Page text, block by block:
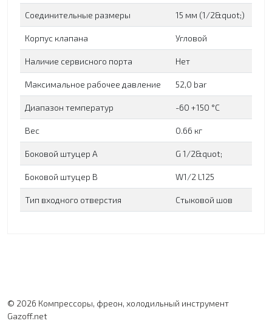
Соединительные размеры 15 мм (1/2&quot;)
Корпус клапана Угловой
Наличие сервисного порта Нет
Максимальное рабочее давление 52,0 bar
Диапазон температур -60 +150 °C
Вес 0.66 кг
Боковой штуцер А G 1/2&quot;
Боковой штуцер B W1/2 L125
Тип входного отверстия Cтыковой шов
© 2026 Компрессоры, фреон, холодильный инструмент
Gazoff.net